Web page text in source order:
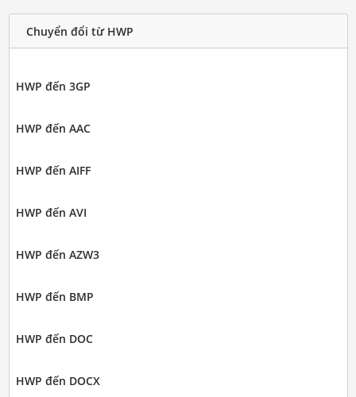
Chuyển đổi từ HWP
HWP đến 3GP
HWP đến AAC
HWP đến AIFF
HWP đến AVI
HWP đến AZW3
HWP đến BMP
HWP đến DOC
HWP đến DOCX